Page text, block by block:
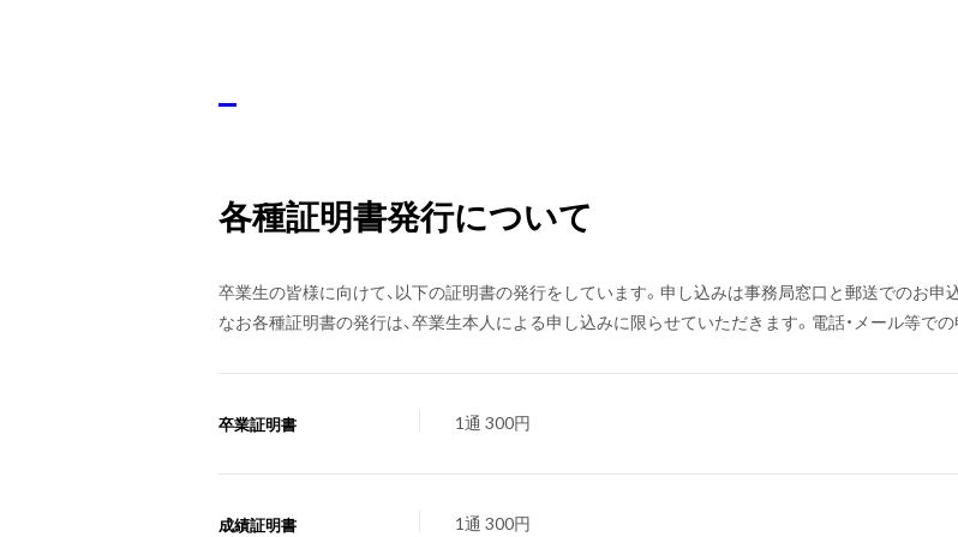
各種証明書発行について
卒業生の皆様に向けて、以下の証明書の発行をしています。申し込みは事務局窓口と郵送でのお申
なお各種証明書の発行は、卒業生本人による申し込みに限らせていただきます。電話・メール等で
卒業証明書 1通 300円
成績証明書 1通 300円